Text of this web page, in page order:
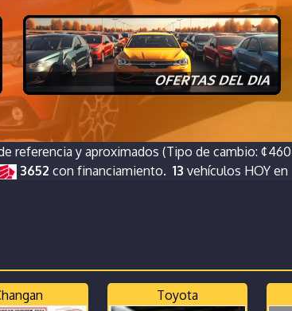
referencia y aproximados (Tipo de cambio:
3652 con financiamiento. 13 vehículos HOY en
Toyota